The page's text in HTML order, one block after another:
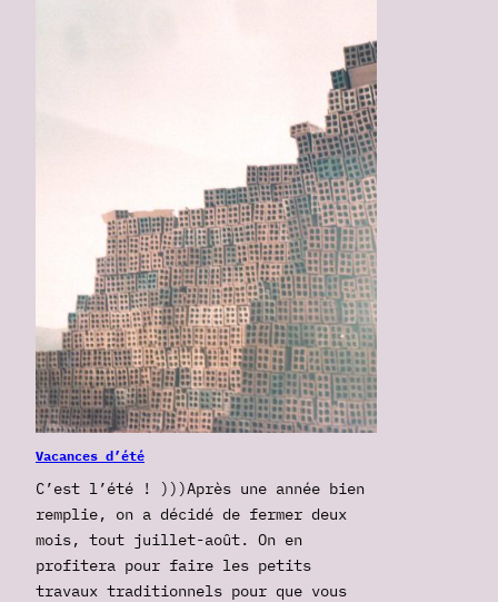
Vacances d’été
C’est l’été ! )))Après une année bien
remplie, on a décidé de fermer deux
mois, tout juillet-août. On en
profitera pour faire les petits
travaux traditionnels pour que vous